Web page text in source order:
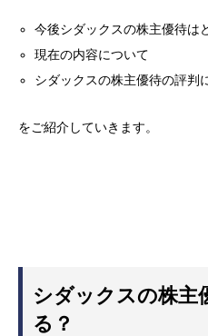
今後シダックスの株主優待は
現在の内容について
シダックスの株主優待の評判
をご紹介していきます。
シダックスの株主
る？